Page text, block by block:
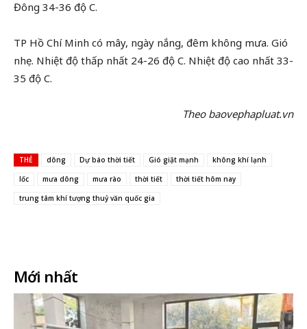
Đông 34-36 độ C.
TP Hồ Chí Minh có mây, ngày nắng, đêm không mưa. Gió
nhẹ. Nhiệt độ thấp nhất 24-26 độ C. Nhiệt độ cao nhất 33-
35 độ C.
Theo baovephapluat.vn
THẺ dông Dự báo thời tiết Gió giật mạnh
không khí lạnh
lốc
mưa dông mưa rào thời tiết
thời tiết hôm nay
trung tâm khí tượng thuỷ văn quốc gia
Mới nhất